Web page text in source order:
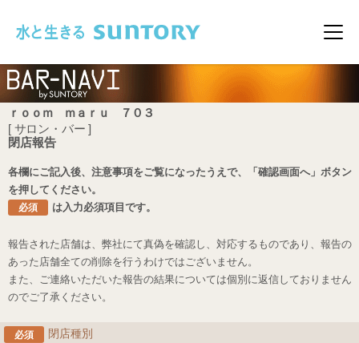
メ
ｒｏｏｍ ｍａｒｕ ７０３
[ サロン・バー ]
閉店報告
各欄にご記入後、注意事項をご覧になったうえで、「確認画面へ」ボタン
を押してください。
必須 は入力必須項目です。
報告された店舗は、弊社にて真偽を確認し、対応するものであり、報告の
あった店舗全ての削除を行うわけではございません。
また、ご連絡いただいた報告の結果については個別に返信しておりません
のでご了承ください。
必須 閉店種別